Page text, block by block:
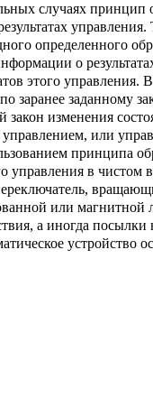
случаях принцип
определенного
о
этого
заранее заданному
изменения
или
прин­ципа
управления в
или магнитной
а иногда
устройство